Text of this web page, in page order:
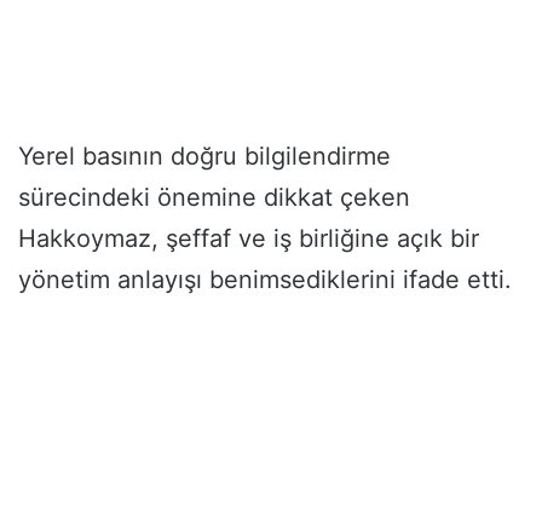
Yerel basının doğru bilgilendirme
sürecindeki önemine dikkat çeken
Hakkoymaz, şeffaf ve iş birliğine açık bir
yönetim anlayışı benimsediklerini ifade etti.